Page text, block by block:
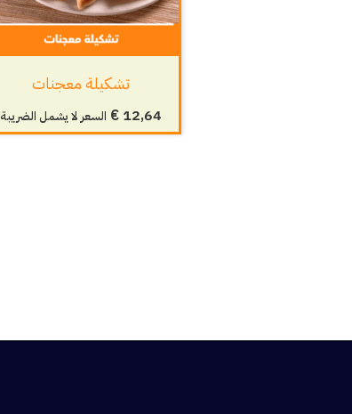
تشكيلة معجنات
€ 12,64 السعر لا يشمل الضريبة